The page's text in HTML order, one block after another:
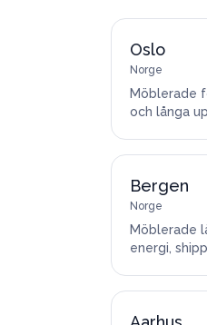
Oslo
Norge
Möblerade
och långa
Bergen
Norge
Möblerade
energi,